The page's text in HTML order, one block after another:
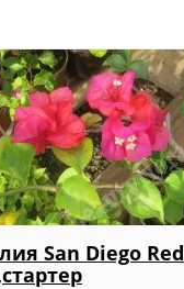
San Diego Red